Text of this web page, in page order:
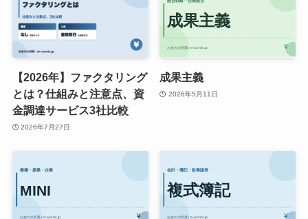
【2026年】ファクタリング
とは？仕組みと注意点、資
金調達サービス3社比較
2026年7月27日
成果主義
2026年5月11日